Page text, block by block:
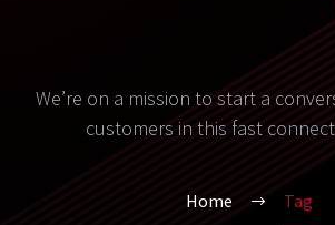
We’re on a mission to start a
customers in this fast
Home Tag